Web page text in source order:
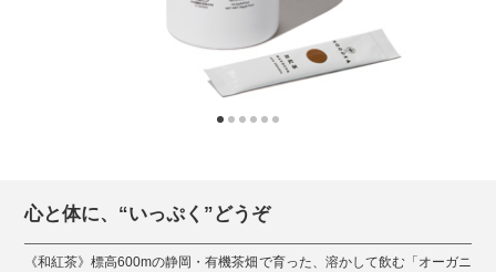
心と体に、“いっぷく”どうぞ
《和紅茶》標高600mの静岡・有機茶畑で育った、溶かして飲む「オーガニ